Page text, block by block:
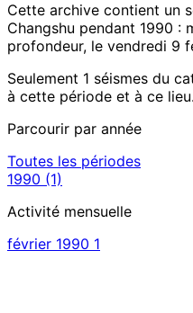
Cette archive contient un
Changshu pendant 1990 :
profondeur, le vendredi 9
Seulement 1 séismes du
à cette période et à ce lieu.
Parcourir par année
Toutes les périodes
1990 (1)
Activité mensuelle
février 1990 1